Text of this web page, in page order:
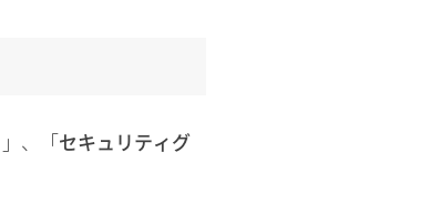
」、「セキュリティグ